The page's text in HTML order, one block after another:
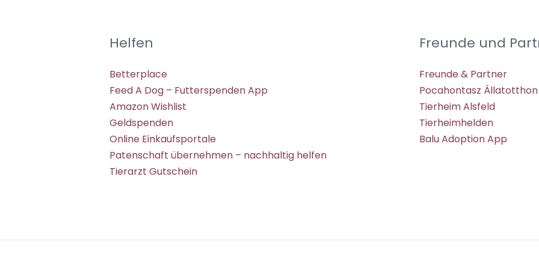
Helfen
Betterplace
Feed A Dog – Futterspenden App
Amazon Wishlist
Geldspenden
Online Einkaufsportale
Patenschaft übernehmen – nachhaltig helfen
Tierarzt Gutschein
Freunde und
Freunde & Partner
Pocahontasz Állatotthon
Tierheim Alsfeld
Tierheimhelden
Balu Adoption App